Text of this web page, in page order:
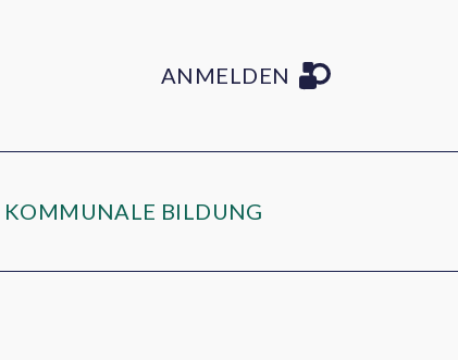
ANMELDEN
KOMMUNALE BILDUNG